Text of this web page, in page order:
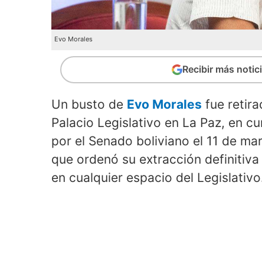
Evo Morales
Recibir más
Un busto de Evo Morales fue
Palacio Legislativo en La Paz, en
por el Senado boliviano el 11 de
que ordenó su extracción
en cualquier espacio del